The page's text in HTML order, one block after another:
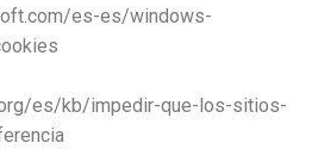
es-es/windows-
es/kb/impedir-que-los-sitios-